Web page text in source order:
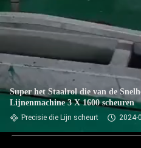
Super het Staalrol die van de
Lijnenmachine 3 X 1600 scheuren
Precisie die Lijn scheurt 2024-